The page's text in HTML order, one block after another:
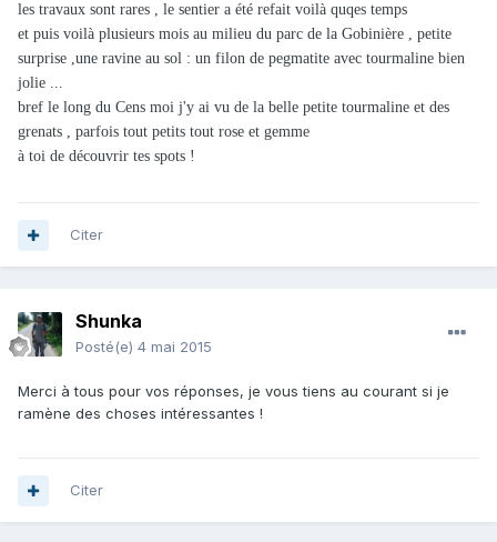
les travaux sont rares , le sentier a été refait voilà quqes temps
et puis voilà plusieurs mois au milieu du parc de la Gobinière , petite
surprise ,une ravine au sol : un filon de pegmatite avec tourmaline bien
jolie ...
bref le long du Cens moi j'y ai vu de la belle petite tourmaline et des
grenats , parfois tout petits tout rose et gemme
à toi de découvrir tes spots !
Citer
Shunka
Posté(e) 4 mai 2015
Merci à tous pour vos réponses, je vous tiens au courant si je
ramène des choses intéressantes !
Citer